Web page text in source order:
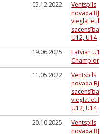
05.12.2022.
Ventspils
novada
sacensības
U12, U14
19.06.2025.
Latvian U14
11.05.2022.
Ventspils
novada
sacensības
vieglatlētikā
U12, U14
20.10.2025.
Ventspils
novada